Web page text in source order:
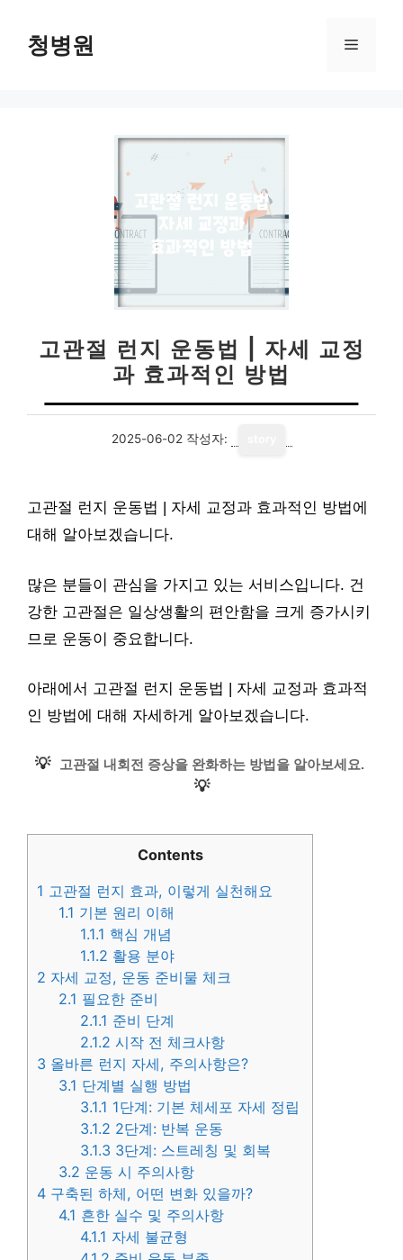
청병원 메
고관절 런지 운동법 | 자세 교정
과 효과적인 방법
2025-06-02 작성자:
고관절 런지 운동법 | 자세 교정과 효과적인 방법에
대해 알아보겠습니다.
많은 분들이 관심을 가지고 있는 서비스입니다. 건
강한 고관절은 일상생활의 편안함을 크게 증가시키
므로 운동이 중요합니다.
아래에서 고관절 런지 운동법 | 자세 교정과 효과적
인 방법에 대해 자세하게 알아보겠습니다.
💡 고관절 내회전 증상을 완화하는 방법을 알아보세요.
💡
Contents
1 고관절 런지 효과, 이렇게 실천해요
1.1 기본 원리 이해
1.1.1 핵심 개념
1.1.2 활용 분야
2 자세 교정, 운동 준비물 체크
2.1 필요한 준비
2.1.1 준비 단계
2.1.2 시작 전 체크사항
3 올바른 런지 자세, 주의사항은?
3.1 단계별 실행 방법
3.1.1 1단계: 기본 체세포 자세 정립
3.1.2 2단계: 반복 운동
3.1.3 3단계: 스트레칭 및 회복
3.2 운동 시 주의사항
4 구축된 하체, 어떤 변화 있을까?
4.1 흔한 실수 및 주의사항
4.1.1 자세 불균형